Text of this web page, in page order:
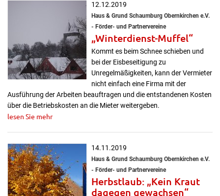
12.12.2019
Haus & Grund Schaumburg Obernkirchen e.V.
- Förder- und Partnervereine
„Winterdienst-Muffel“
Kommt es beim Schnee schieben und
bei der Eisbeseitigung zu
Unregelmäßigkeiten, kann der Vermieter
nicht einfach eine Firma mit der
Ausführung der Arbeiten beauftragen und die entstandenen Kosten
über die Betriebskosten an die Mieter weitergeben.
lesen Sie mehr
14.11.2019
Haus & Grund Schaumburg Obernkirchen e.V.
- Förder- und Partnervereine
Herbstlaub: „Kein Kraut
dagegen gewachsen“